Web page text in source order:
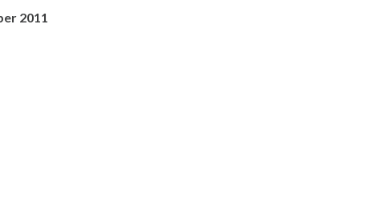
2011